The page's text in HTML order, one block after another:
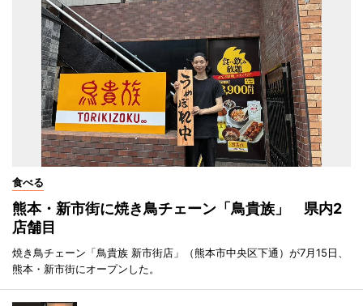
食べる
熊本・新市街に焼き鳥チェーン「鳥貴族」 県内2
店舗目
焼き鳥チェーン「鳥貴族 新市街店」（熊本市中央区下通）が7月15日、
熊本・新市街にオープンした。